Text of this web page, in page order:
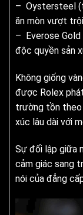
– Oystersteel
ăn mòn vượt trội
– Everose Gold
độc quyền sản
Không giống
được Rolex
trường tồn theo
xúc lâu dài với
Sự đối lập giữa
cảm giác sang
nói của đẳng